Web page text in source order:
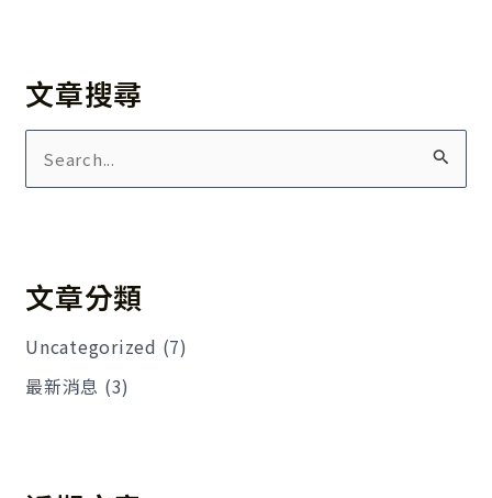
文章搜尋
尋
字
:
文章分類
Uncategorized (7)
最新消息 (3)